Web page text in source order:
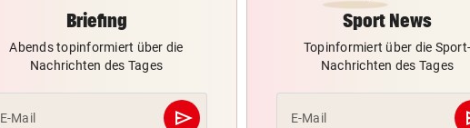
Briefing
Abends topinformiert über die
Nachrichten des Tages
E-Mail send
Abschicken
Sport News
Topinformiert über die Sport-
Nachrichten des Tages
E-Mail